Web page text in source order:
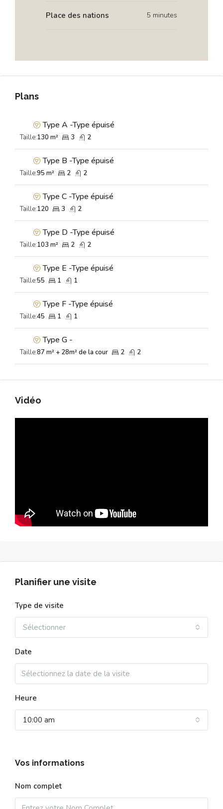
Place des nations 5 minutes
Plans
Type A -Type épuisé
Taille:130 m² 3 2
Type B -Type épuisé
Taille:95 m² 2 2
Type C -Type épuisé
Taille:120 3 2
Type D -Type épuisé
Taille:103 m² 2 2
Type E -Type épuisé
Taille:55 1 1
Type F -Type épuisé
Taille:45 1 1
Type G -
Taille:87 m² + 28m² de la cour 2 2
Vidéo
Planifier une visite
Type de visite
Sélectionner
Date
Heure
10:00 am
Vos informations
Nom complet